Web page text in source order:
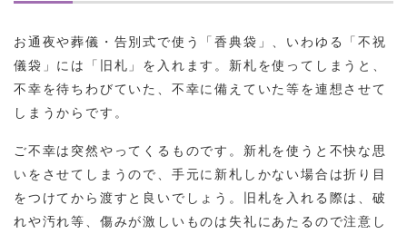
お通夜や葬儀・告別式で使う「香典袋」、いわゆる「不祝
儀袋」には「旧札」を入れます。新札を使ってしまうと、
不幸を待ちわびていた、不幸に備えていた等を連想させて
しまうからです。
ご不幸は突然やってくるものです。新札を使うと不快な思
いをさせてしまうので、手元に新札しかない場合は折り目
をつけてから渡すと良いでしょう。旧札を入れる際は、破
れや汚れ等、傷みが激しいものは失礼にあたるので注意し